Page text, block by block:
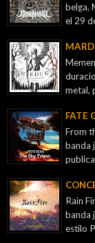
belga,
el 29
metal,
FATE
From
banda
Rain
banda
estilo